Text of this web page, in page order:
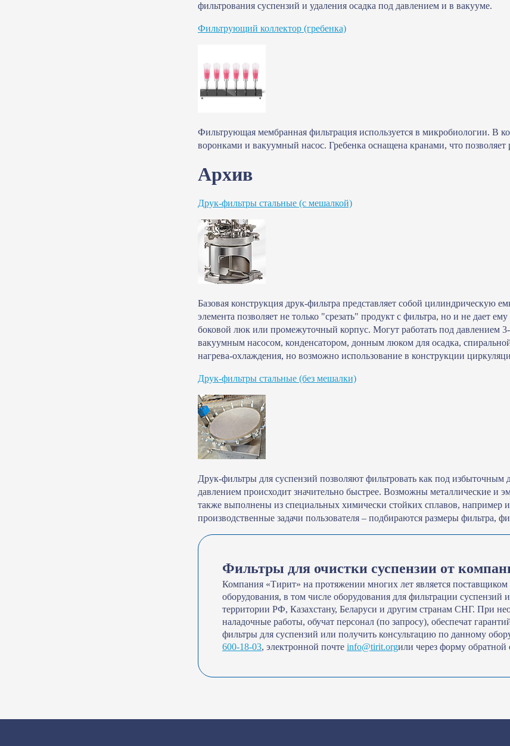
фильтрования суспензий и удаления осадка под давлением и в вакууме.
Фильтрующий коллектор (гребенка)
Фильтрующая мембранная фильтрация используется в микробиологии. В
воронками и вакуумный насос. Гребенка оснащена кранами, что позволяет
Архив
Друк-фильтры стальные (с мешалкой)
Базовая конструкция друк-фильтра представляет собой
элемента позволяет не только "срезать" продукт с фильтра, но и не дает
боковой люк или промежуточный корпус. Могут работать под давлением
вакуумным насосом, конденсатором, донным люком для осадка,
нагрева-охлаждения, но возможно использование в конструкции
Друк-фильтры стальные (без мешалки)
Друк-фильтры для суспензий позволяют фильтровать как под избыточным
давлением происходит значительно быстрее. Возможны металлические и
также выполнены из специальных химически стойких сплавов, например
производственные задачи пользователя – подбираются размеры
Фильтры для очистки суспензии от
Компания «Тирит» на протяжении многих лет является
оборудования, в том числе оборудования для фильтрации суспензий
территории РФ, Казахстану, Беларуси и другим странам СНГ. При
наладочные работы, обучат персонал (по запросу), обеспечат
фильтры для суспензий или получить консультацию по данному
600-18-03, электронной почте info@tirit.orgили через форму обратной